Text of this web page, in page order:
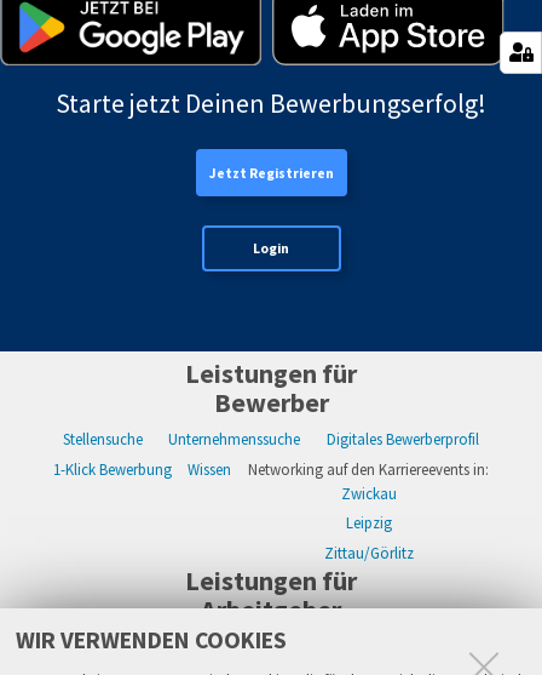
WIR VERWENDEN COOKIES
Starte jetzt Deinen Bewerbungserfolg!
Jetzt Registrieren
Login
Leistungen für
Bewerber
Stellensuche Unternehmenssuche
Digitales Bewerberprofil
1-Klick Bewerbung
Wissen
Networking auf den Karriereevents in:
Zwickau
Leipzig
Zittau/Görlitz
Leistungen für
Arbeitgeber
WIKWAY Online-Recruiting Kostenloses Firmenprofil